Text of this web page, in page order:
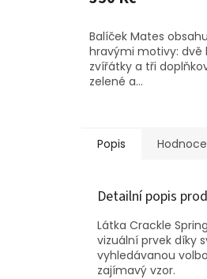
Balíček Mates
hravými motivy: dvě
zvířátky a tři
zelené a...
Popis
Detailní popis
Látka Crackle
vizuální prvek díky
vyhledávanou
zajímavý vzor.